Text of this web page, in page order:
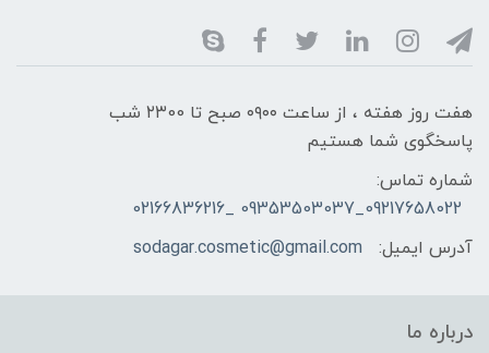
هفت روز هفته ، از ساعت ۰۹۰۰ صبح تا ۲۳00 شب
پاسخگوی شما هستیم
شماره تماس:
09217658022_09353503037 _02166836216
آدرس ایمیل:
sodagar.cosmetic@gmail.com
درباره ما